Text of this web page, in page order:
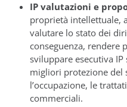
IP valutazioni e
proprietà intellettuale,
valutare lo stato dei
conseguenza, rendere
sviluppare esecutiva
migliori protezione del
l’occupazione, le
commerciali.